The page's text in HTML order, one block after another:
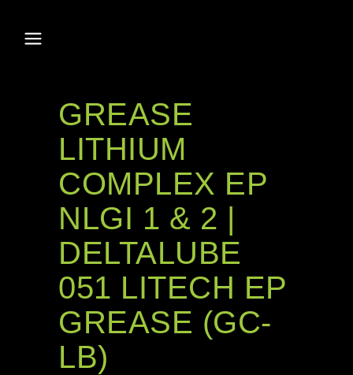
GREASE
LITHIUM
COMPLEX EP
NLGI 1 & 2 |
DELTALUBE
051 LITECH EP
GREASE (GC-
LB)